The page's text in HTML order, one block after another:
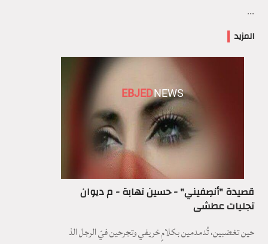
...
المزيد
EBJEDNEWS
قصيدة "أنصِفيني" - حسين نهابة - م ديوان
تجليات عطشى
حين تغضبين، تُدمدمين بكلامٍ خريفي وتجرحين فيّ الرجل الذ